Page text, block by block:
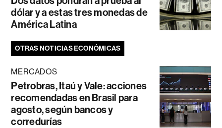
dólar y a estas tres monedas de
América Latina
OTRAS NOTICIAS ECONÓMICAS
MERCADOS
Petrobras, Itaú y Vale: acciones
recomendadas en Brasil para
agosto, según bancos y
corredurías